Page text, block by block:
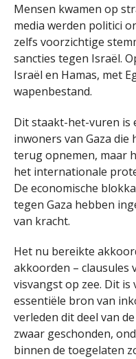
Mensen kwamen op
media werden politici
zelfs voorzichtige
sancties tegen Israël.
Israël en Hamas, met
wapenbestand.
Dit staakt-het-vuren is
inwoners van Gaza
terug opnemen, maar
het internationale
De economische
tegen Gaza hebben
van kracht.
Het nu bereikte
akkoorden – clausules
visvangst op zee. Dit
essentiële bron van
verleden dit deel van
zwaar geschonden,
binnen de toegelaten